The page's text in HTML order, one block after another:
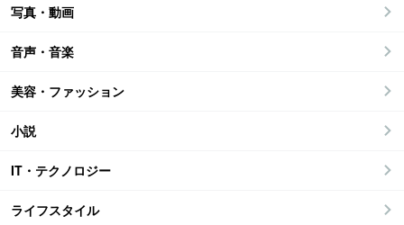
写真・動画
音声・音楽
美容・ファッション
小説
IT・テクノロジー
ライフスタイル